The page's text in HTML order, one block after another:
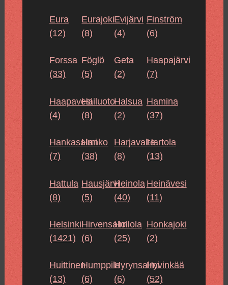
Eura
(12)
Eurajoki
(8)
Evijärvi
(4)
Finström
(6)
Forssa
(33)
Föglö
(5)
Geta
(2)
Haapajärvi
(7)
Haapavesi
(4)
Hailuoto
(8)
Halsua
(2)
Hamina
(37)
Hankasalmi
(7)
Hanko
(38)
Harjavalta
(8)
Hartola
(13)
Hattula
(8)
Hausjärvi
(5)
Heinola
(40)
Heinävesi
(11)
Helsinki
(1421)
Hirvensalmi
(6)
Hollola
(25)
Honkajoki
(2)
Huittinen
(13)
Humppila
(6)
Hyrynsalmi
(6)
Hyvinkää
(52)